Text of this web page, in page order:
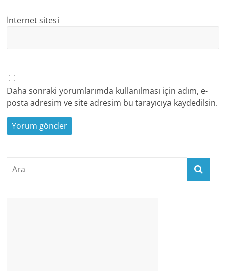
İnternet sitesi
Daha sonraki yorumlarımda kullanılması için adım, e-
posta adresim ve site adresim bu tarayıcıya kaydedilsin.